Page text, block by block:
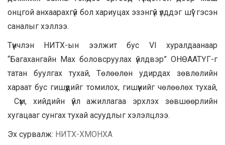
онцгой анхаарахгүй бол хариуцах эзэнгүй үлддэг шүү” гэсэн
саналыг хэллээ.
Түүнчлэн НИТХ-ын ээлжит бус VI хуралдаанаар
“Багахангайн Мах боловсруулах үйлдвэр” ОНӨААТҮГ-г
татан буулгах тухай, Төлөөлөн удирдах зөвлөлийн
хараат бус гишүүдийг томилох, гишүүнийг чөлөөлөх тухай,
Сүм, хийдийн үйл ажиллагаа эрхлэх зөвшөөрлийн
хугацааг сунгах тухай асуудлыг хэлэлцлээ.
Эх сурвалж: НИТХ-ХМОНХА